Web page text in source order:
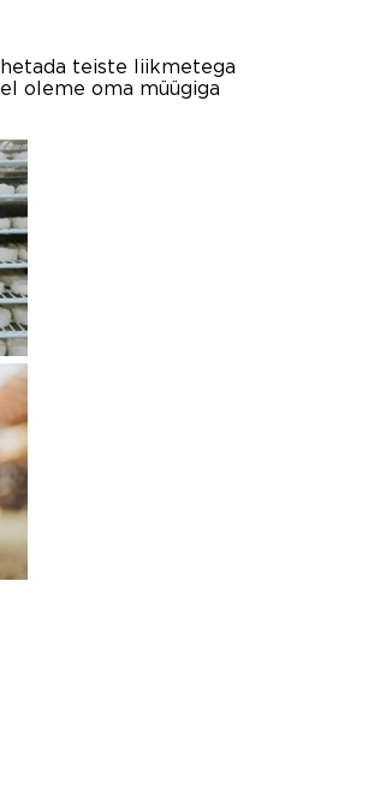
teiste liikmetega
oleme oma müügiga